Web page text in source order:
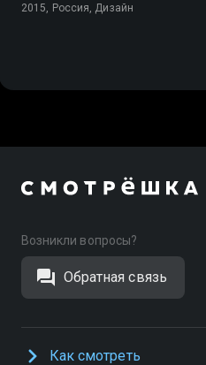
2015, Россия, Дизайн
Возникли вопросы?
Обратная связь
Как смотреть